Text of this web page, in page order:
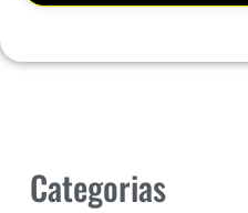
Categorias